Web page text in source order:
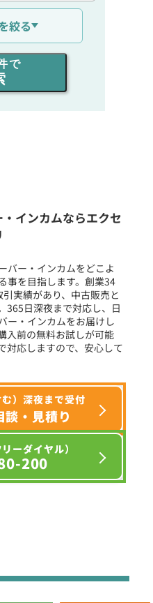
品名等)
セット
絞る
で
インカムならエクセ
バー・インカムをどこよ
事を目指します。創業34
実績があり、中古販売と
365日深夜まで対応し、日
ー・インカムをお届けし
入前の無料お試しが可能
対応しますので、安心して
）深夜まで受付
・見積り
ーダイヤル）
200